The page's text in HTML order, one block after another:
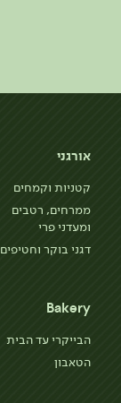
אורגני
קטניות וקמחים
ממרחים, רטבים
ומעדני פרי
דגני בוקר וחטיפים
Bakery
הבייקרי עד הבית
הטאבון